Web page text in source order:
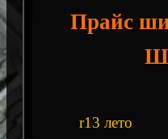
Прайс
r13 лето